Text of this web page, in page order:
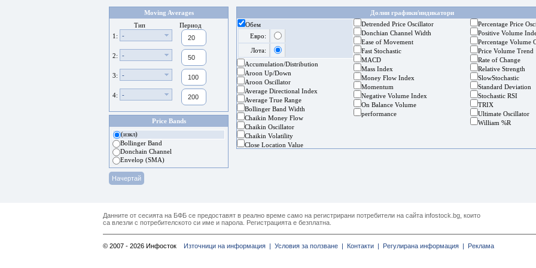
Moving Averages
Тип
Период
1:
-
2: -
3: -
4: -
Price Bands
(изкл)
Bollinger Band
Donchain Channel
Envelop (SMA)
Долни графики/индикатори
Обем
Евро:
Лота:
Accumulation/Distribution
Aroon Up/Down
Aroon Oscillator
Average Directional Index
Average True Range
Bollinger Band Width
Chaikin Money Flow
Chaikin Oscillator
Chaikin Volatility
Close Location Value
Detrended Price Oscillator
Donchian Channel Width
Ease of Movement
Fast Stochastic
MACD
Mass Index
Money Flow Index
Momentum
Negative Volume Index
On Balance Volume
performance
Percentage Price
Positive Volume
Percentage Volume
Price Volume Trend
Rate of Change
Relative Strength
SlowStochastic
Standard Deviation
Stochastic RSI
TRIX
Ultimate Oscillator
William %R
Данните от сесията на БФБ се предоставят в реално време само на регистрирани потребители на сайта infostock.bg, които
са влезли с потребителското си име и парола. Регистрацията е безплатна.
© 2007 - 2026 Инфосток Източници на информация | Условия за ползване | Контакти | Регулирана информация | Реклама